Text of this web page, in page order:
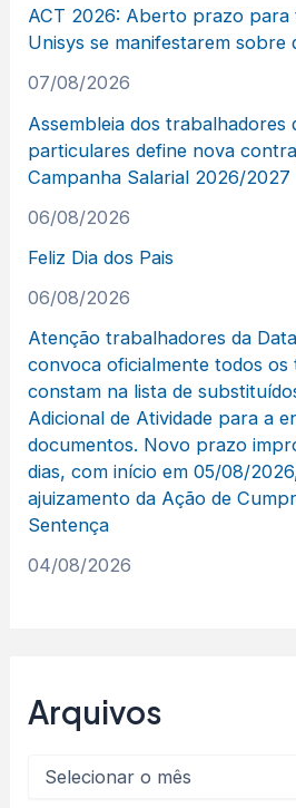
ACT 2026: Aberto prazo para
Unisys se manifestarem sobre
07/08/2026
Assembleia dos trabalhadores
particulares define nova
Campanha Salarial 2026/2027
06/08/2026
Feliz Dia dos Pais
06/08/2026
Atenção trabalhadores da
convoca oficialmente todos
constam na lista de
Adicional de Atividade para a
documentos. Novo prazo
dias, com início em 05/08/
ajuizamento da Ação de
Sentença
04/08/2026
Arquivos